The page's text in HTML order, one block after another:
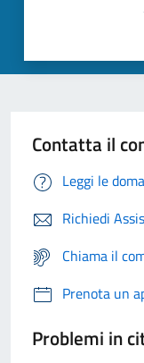
Contatta il
Leggi le
Richiedi
Chiama il
Prenota un
Problemi in